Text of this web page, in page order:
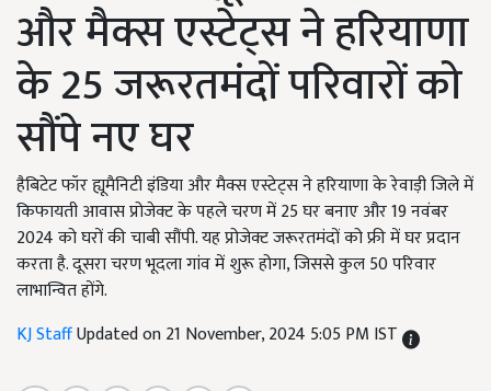
और मैक्स एस्टेट्स ने हरियाणा
के 25 जरूरतमंदों परिवारों को
सौंपे नए घर
हैबिटेट फॉर ह्यूमैनिटी इंडिया और मैक्स एस्टेट्स ने हरियाणा के रेवाड़ी जिले में
किफायती आवास प्रोजेक्ट के पहले चरण में 25 घर बनाए और 19 नवंबर
2024 को घरों की चाबी सौंपी. यह प्रोजेक्ट जरूरतमंदों को फ्री में घर प्रदान
करता है. दूसरा चरण भूदला गांव में शुरू होगा, जिससे कुल 50 परिवार
लाभान्वित होंगे.
KJ StaffUpdated on 21 November, 2024 5:05 PM IST